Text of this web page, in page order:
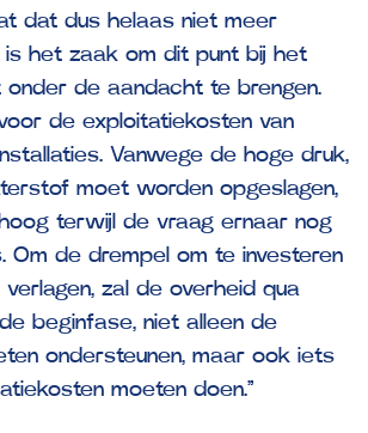
dat dus helaas niet meer
is het zaak om dit punt bij het
onder de aandacht te brengen.
de exploitatiekosten van
Vanwege de hoge druk,
moet worden opgeslagen,
terwijl de vraag ernaar nog
Om de drempel om te investeren
zal de overheid qua
beginfase, niet alleen de
ondersteunen, maar ook iets
moeten doen.”